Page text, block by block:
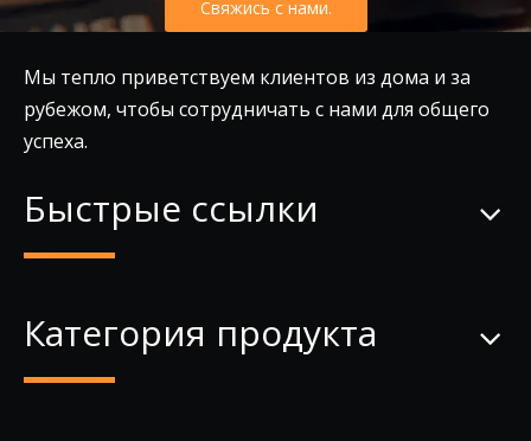
Свяжись с нами.
Мы тепло приветствуем клиентов из дома и за
рубежом, чтобы сотрудничать с нами для общего
успеха.
Быстрые ссылки
Категория продукта